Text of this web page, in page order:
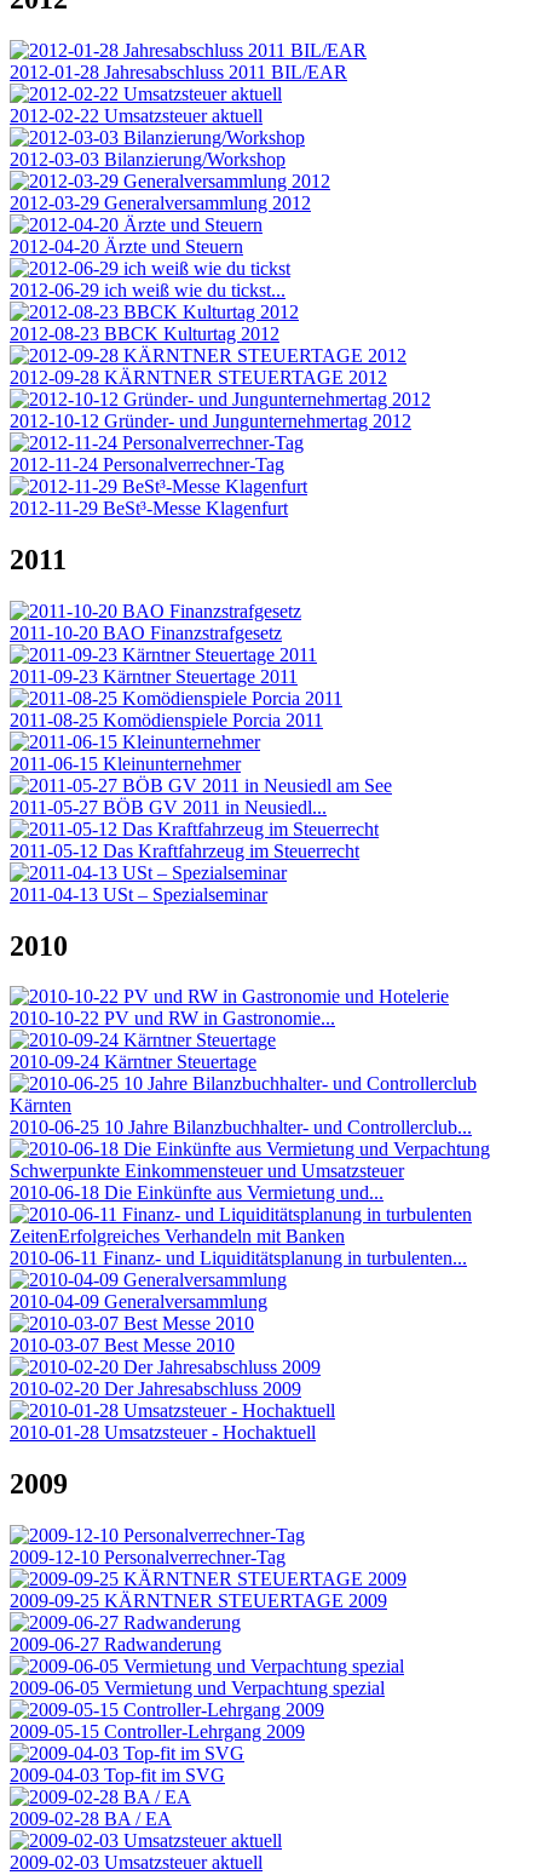
2012-01-28 Jahresabschluss 2011 BIL/EAR
2012-02-22 Umsatzsteuer aktuell
2012-03-03 Bilanzierung/Workshop
2012-03-29 Generalversammlung 2012
2012-04-20 Ärzte und Steuern
2012-06-29 ich weiß wie du tickst...
2012-08-23 BBCK Kulturtag 2012
2012-09-28 KÄRNTNER STEUERTAGE 2012
2012-10-12 Gründer- und Jungunternehmertag 2012
2012-11-24 Personalverrechner-Tag
2012-11-29 BeSt³-Messe Klagenfurt
2011
2011-10-20 BAO Finanzstrafgesetz
2011-09-23 Kärntner Steuertage 2011
2011-08-25 Komödienspiele Porcia 2011
2011-06-15 Kleinunternehmer
2011-05-27 BÖB GV 2011 in Neusiedl...
2011-05-12 Das Kraftfahrzeug im Steuerrecht
2011-04-13 USt – Spezialseminar
2010
2010-10-22 PV und RW in Gastronomie...
2010-09-24 Kärntner Steuertage
2010-06-25 10 Jahre Bilanzbuchhalter- und Controllerclub...
2010-06-18 Die Einkünfte aus Vermietung und...
2010-06-11 Finanz- und Liquiditätsplanung in turbulenten...
2010-04-09 Generalversammlung
2010-03-07 Best Messe 2010
2010-02-20 Der Jahresabschluss 2009
2010-01-28 Umsatzsteuer - Hochaktuell
2009
2009-12-10 Personalverrechner-Tag
2009-09-25 KÄRNTNER STEUERTAGE 2009
2009-06-27 Radwanderung
2009-06-05 Vermietung und Verpachtung spezial
2009-05-15 Controller-Lehrgang 2009
2009-04-03 Top-fit im SVG
2009-02-28 BA / EA
2009-02-03 Umsatzsteuer aktuell